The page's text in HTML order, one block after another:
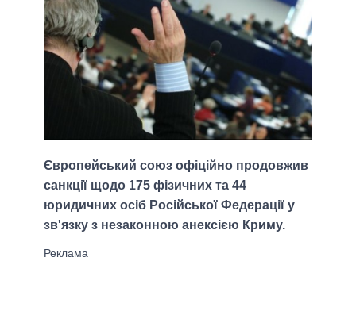
Європейський союз офіційно продовжив
санкції щодо 175 фізичних та 44
юридичних осіб Російської Федерації у
зв'язку з незаконною анексією Криму.